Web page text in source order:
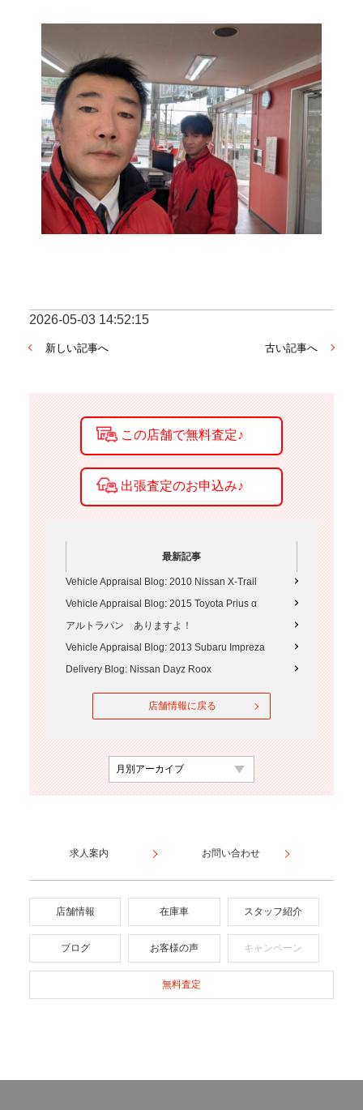
2026-05-03 14:52:15
新しい記事へ 古い記事へ
最新記事
Vehicle Appraisal Blog: 2010 Nissan X-Trail
Vehicle Appraisal Blog: 2015 Toyota Prius α
アルトラパン ありますよ！
Vehicle Appraisal Blog: 2013 Subaru Impreza
Delivery Blog: Nissan Dayz Roox
店舗情報に戻る
求人案内 お問い合わせ
店舗情報 在庫車 スタッフ紹介
ブログ お客様の声 キャンペーン
無料査定